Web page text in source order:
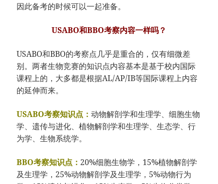
因此备考的时候可以一起准备。
USABO和BBO考察内容一样吗？
USABO和BBO的考察点几乎是重合的，仅有细微差
别。两者生物竞赛的知识点内容基本是基于校内国际
课程上的，大多都是根据AL/AP/IB等国际课程上内容
的延伸而来。
USABO考察知识点：动物解剖学和生理学、细胞生物
学、遗传与进化、植物解剖学和生理学、生态学、行
为学、生物系统学。
BBO考察知识点：20%细胞生物学，15%植物解剖学
及生理学，25%动物解剖学及生理学，5%动物行为